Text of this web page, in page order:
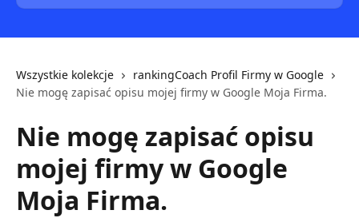
Wszystkie kolekcje
rankingCoach Profil Firmy w Google
Nie mogę zapisać opisu mojej firmy w Google Moja Firma.
Nie mogę zapisać opisu
mojej firmy w Google
Moja Firma.